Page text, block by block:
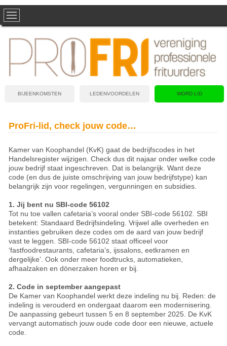
BIJEENKOMSTEN LEDENVOORDELEN WORD LID
ProFri-lid, check jouw code…
Kamer van Koophandel (KvK) gaat de bedrijfscodes in het
Handelsregister wijzigen. Check dus dit najaar onder welke code
jouw bedrijf staat ingeschreven. Dat is belangrijk. Want deze
code (en dus de juiste omschrijving van jouw bedrijfstype) kan
belangrijk zijn voor regelingen, vergunningen en subsidies.
1. Jij bent nu SBI-code 56102
Tot nu toe vallen cafetaria’s vooral onder SBI-code 56102. SBI
betekent: Standaard Bedrijfsindeling. Vrijwel alle overheden en
instanties gebruiken deze codes om de aard van jouw bedrijf
vast te leggen. SBI-code 56102 staat officeel voor
‘fastfoodrestaurants, cafetaria’s, ijssalons, eetkramen en
dergelijke’. Ook onder meer foodtrucks, automatieken,
afhaalzaken en dönerzaken horen er bij.
2. Code in september aangepast
De Kamer van Koophandel werkt deze indeling nu bij. Reden: de
indeling is verouderd en ondergaat daarom een modernisering.
De aanpassing gebeurt tussen 5 en 8 september 2025. De KvK
vervangt automatisch jouw oude code door een nieuwe, actuele
code.